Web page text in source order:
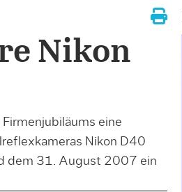
Nikon
eine
Nikon D40
dem 31. August 2007 ein